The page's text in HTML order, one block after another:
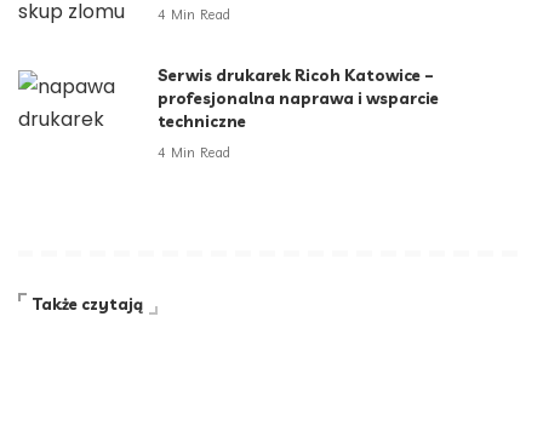
4 Min Read
Serwis drukarek Ricoh Katowice –
profesjonalna naprawa i wsparcie
techniczne
4 Min Read
Także czytają